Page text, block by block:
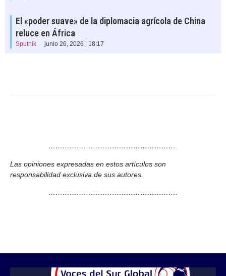
El «poder suave» de la diplomacia agrícola de China
reluce en África
Sputnik junio 26, 2026 | 18:17
……………………………………………….
Las opiniones expresadas en estos artículos son
responsabilidad exclusiva de sus autores.
……………………………………………….